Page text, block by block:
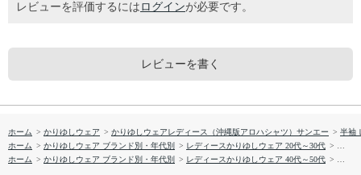
レビューを評価するには ログインが必要です。
レビューを書く
ホーム > かりゆしウェア > かりゆしウェアレディース（沖縄版アロハシャツ）サンエー > 半袖
ホーム > かりゆしウェア ブランド別・年代別 > レディースかりゆしウェア 20代～30代 >
【送
ホーム > かりゆしウェア ブランド別・年代別 > レディースかりゆしウェア 40代～50代 >
【送